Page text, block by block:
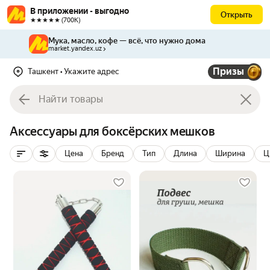
В приложении - выгодно
★★★★★ (700К)
Открыть
Мука, масло, кофе — всё, что нужно дома
market.yandex.uz
Ташкент • Укажите адрес Призы
Аксессуары для боксёрских мешков
Цена Бренд Тип Длина Ширина